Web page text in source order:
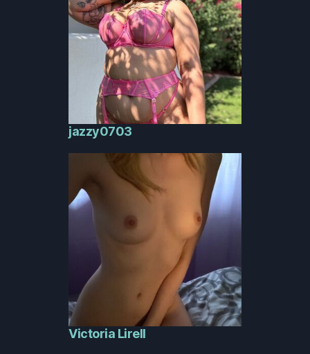
jazzy0703
Victoria Lirell